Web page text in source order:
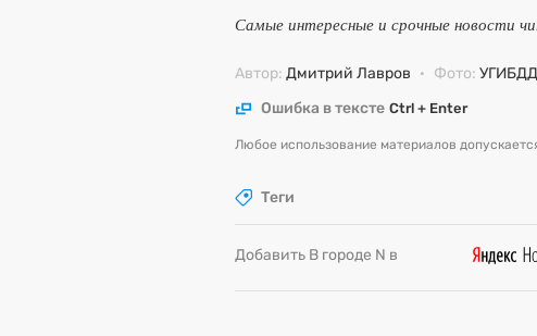
Самые интересные и срочные новости
Автор: Дмитрий Лавров · Фото:
Ошибка в тексте Ctrl + Enter
Любое использование материалов
Теги
Добавить В городе N в